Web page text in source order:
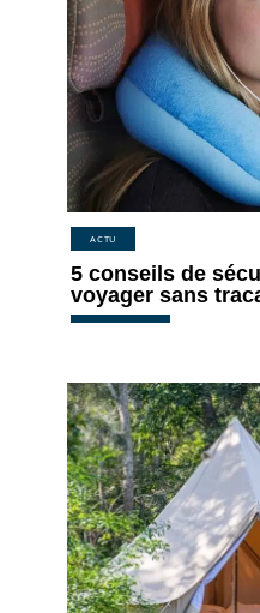
ACTU
5 conseils de
voyager sans